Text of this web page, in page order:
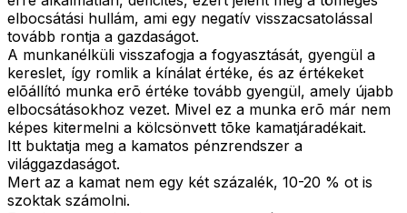
elbocsátási hullám, ami egy negatív visszacsatolással
tovább rontja a gazdaságot.
A munkanélküli visszafogja a fogyasztását, gyengül a
kereslet, így romlik a kínálat értéke, és az értékeket
elõállító munka erõ értéke tovább gyengül, amely újabb
elbocsátásokhoz vezet. Mivel ez a munka erõ már nem
képes kitermelni a kölcsönvett tõke kamatjáradékait.
Itt buktatja meg a kamatos pénzrendszer a
világgazdaságot.
Mert az a kamat nem egy két százalék, 10-20 % ot is
szoktak számolni.